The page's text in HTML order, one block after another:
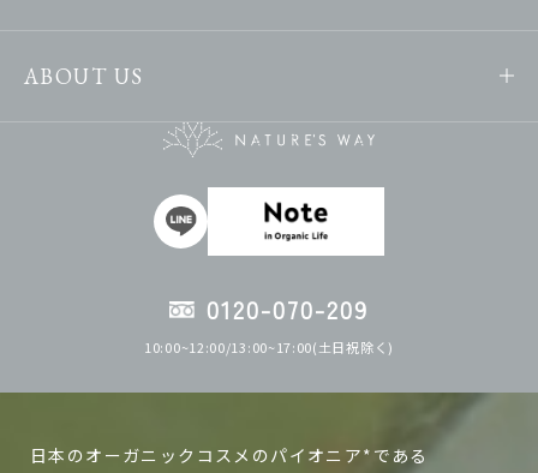
ABOUT US
0120-070-209
10:00~12:00/13:00~17:00(土日祝除く)
日本のオーガニックコスメのパイオニア*である